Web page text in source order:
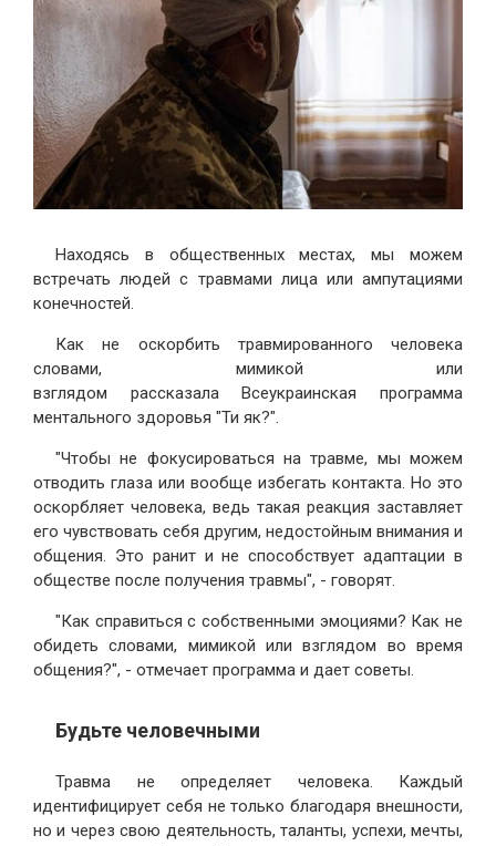
Находясь в общественных местах, мы можем
встречать людей с травмами лица или ампутациями
конечностей.
Как не оскорбить травмированного человека
словами, мимикой или
взглядом рассказала Всеукраинская программа
ментального здоровья "Ти як?".
"Чтобы не фокусироваться на травме, мы можем
отводить глаза или вообще избегать контакта. Но это
оскорбляет человека, ведь такая реакция заставляет
его чувствовать себя другим, недостойным внимания и
общения. Это ранит и не способствует адаптации в
обществе после получения травмы", - говорят.
"Как справиться с собственными эмоциями? Как не
обидеть словами, мимикой или взглядом во время
общения?", - отмечает программа и дает советы.
Будьте человечными
Травма не определяет человека. Каждый
идентифицирует себя не только благодаря внешности,
но и через свою деятельность, таланты, успехи, мечты,